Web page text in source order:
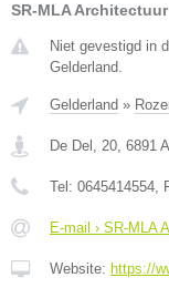
SR-MLA Architectuur
Niet gevestigd in
Gelderland.
Gelderland »
De Del, 20, 6891
Tel: 0645414554,
E-mail › SR-MLA
Website: https://